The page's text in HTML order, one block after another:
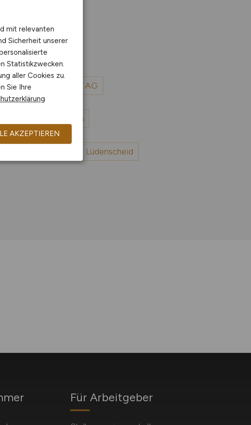
GmbH
Schrobsdorff Bau AG
Jobs bei Stadt Hameln
Jobs bei Stadt Lüdenscheid
Für Arbeitgeber
mit relevanten
Sicherheit unserer
Statistikzwecken.
aller Cookies zu.
Sie Ihre
AKZEPTIEREN